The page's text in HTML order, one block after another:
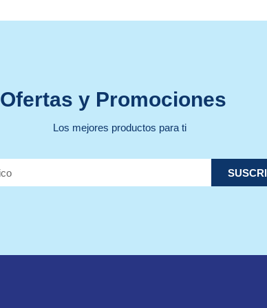
Ofertas y Promociones
Los mejores productos para ti